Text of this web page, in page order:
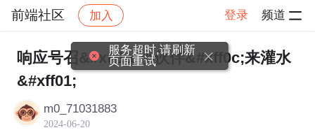
前端社区 加入 登录 频道
社区 前端社区 感慨 帖子详情
响应号召&#xff1a;小伙伴&#xff0c;来灌水
&#xff01;
m0_71031883
2024-06-20
服务超时,请刷新
页面重试